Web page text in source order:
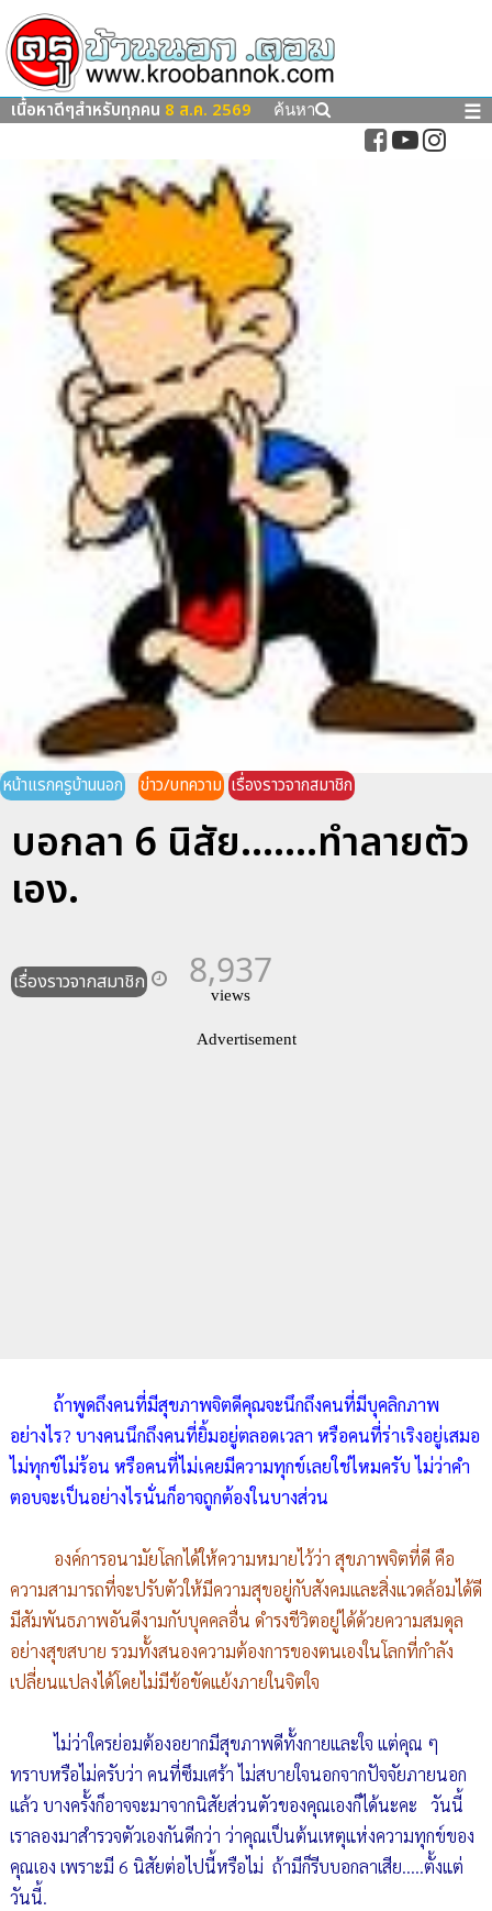
เนื้อหาดีๆสำหรับทุกคน 8 ส.ค. 2569 ค้นหา ☰
หน้าแรกครูบ้านนอก ข่าว/บทความ เรื่องราวจากสมาชิก
บอกลา 6 นิสัย.......ทำลายตัว
เอง.
เรื่องราวจากสมาชิก 8,937
views
Advertisement
ถ้าพูดถึงคนที่มีสุขภาพจิตดีคุณจะนึกถึงคนที่มีบุคลิกภาพ
อย่างไร? บางคนนึกถึงคนที่ยิ้มอยู่ตลอดเวลา หรือคนที่ร่าเริงอยู่เสมอ
ไม่ทุกข์ไม่ร้อน หรือคนที่ไม่เคยมีความทุกข์เลยใช่ไหมครับ ไม่ว่าคำ
ตอบจะเป็นอย่างไรนั่นก็อาจถูกต้องในบางส่วน
องค์การอนามัยโลกได้ให้ความหมายไว้ว่า สุขภาพจิตที่ดี คือ
ความสามารถที่จะปรับตัวให้มีความสุขอยู่กับสังคมและสิ่งแวดล้อมได้ดี
มีสัมพันธภาพอันดีงามกับบุคคลอื่น ดำรงชีวิตอยู่ได้ด้วยความสมดุล
อย่างสุขสบาย รวมทั้งสนองความต้องการของตนเองในโลกที่กำลัง
เปลี่ยนแปลงได้โดยไม่มีข้อขัดแย้งภายในจิตใจ
ไม่ว่าใครย่อมต้องอยากมีสุขภาพดีทั้งกายและใจ แต่คุณ ๆ
ทราบหรือไม่ครับว่า คนที่ซึมเศร้า ไม่สบายใจนอกจากปัจจัยภายนอก
แล้ว บางครั้งก็อาจจะมาจากนิสัยส่วนตัวของคุณเองก็ได้นะคะ วันนี้
เราลองมาสำรวจตัวเองกันดีกว่า ว่าคุณเป็นต้นเหตุแห่งความทุกข์ของ
คุณเอง เพราะมี 6 นิสัยต่อไปนี้หรือไม่ ถ้ามีก็รีบบอกลาเสีย.....ตั้งแต่
วันนี้.